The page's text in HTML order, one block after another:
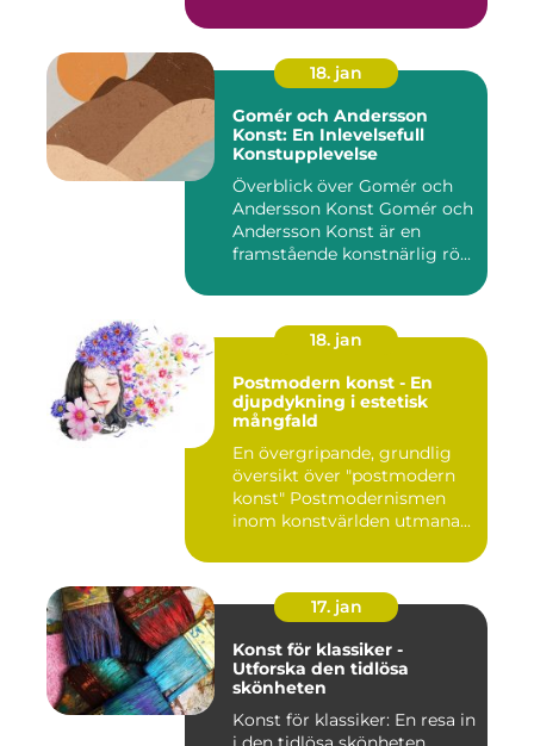
18. jan
Gomér och Andersson
Konst: En Inlevelsefull
Konstupplevelse
Överblick över Gomér och
Andersson Konst Gomér och
Andersson Konst är en
framstående konstnärlig rö...
18. jan
Postmodern konst - En
djupdykning i estetisk
mångfald
En övergripande, grundlig
översikt över "postmodern
konst" Postmodernismen
inom konstvärlden utmana...
17. jan
Konst för klassiker -
Utforska den tidlösa
skönheten
Konst för klassiker: En resa in